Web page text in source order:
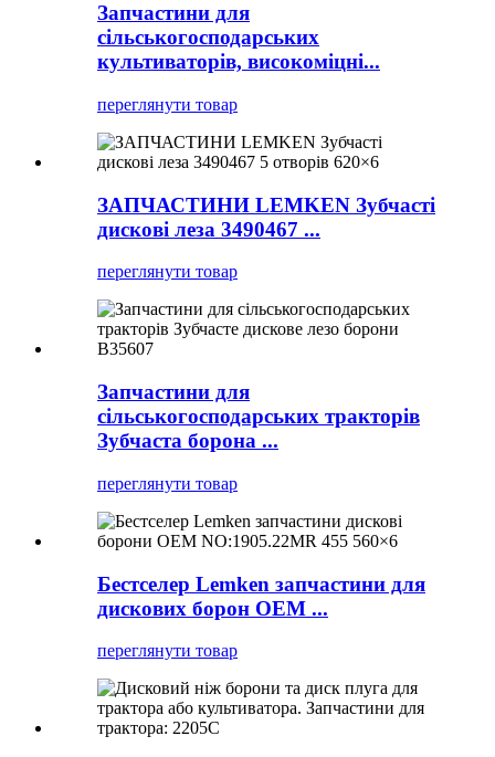
Запчастини для
сільськогосподарських
культиваторів, високоміцні...
переглянути товар
ЗАПЧАСТИНИ LEMKEN Зубчасті
дискові леза 3490467 ...
переглянути товар
Запчастини для
сільськогосподарських тракторів
Зубчаста борона ...
переглянути товар
Бестселер Lemken запчастини для
дискових борон OEM ...
переглянути товар